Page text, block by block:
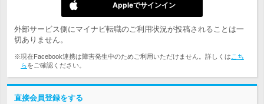
Appleでサインイン
外部サービス側にマイナビ転職のご利用状況が投稿されることは一
切ありません。
※現在Facebook連携は障害発生中のためご利用いただけません。詳しくは こち
らをご確認ください。
直接会員登録をする